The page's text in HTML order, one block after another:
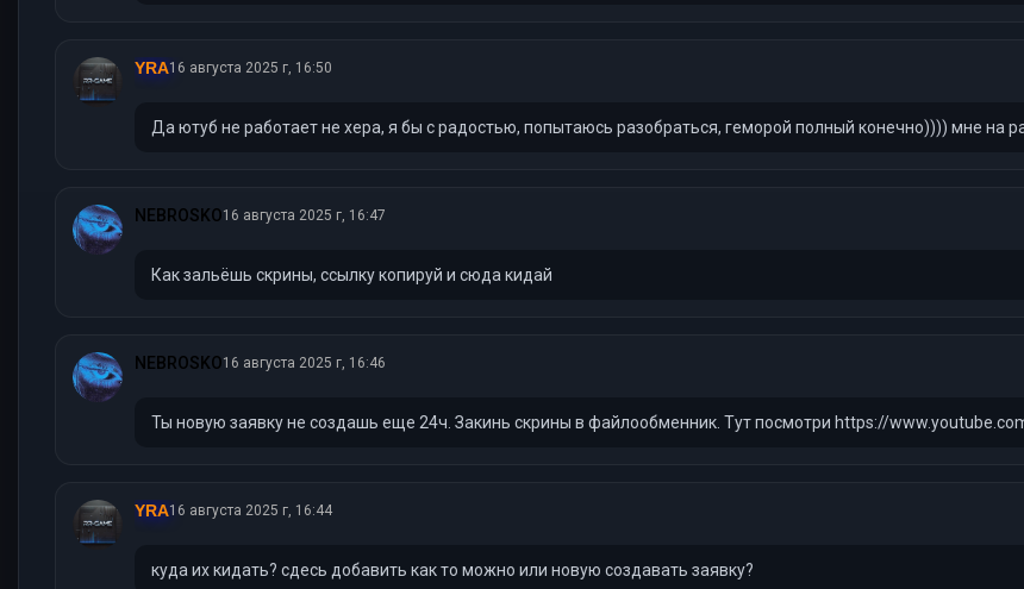
YRA16 августа 2025 г, 16:50
Да ютуб не работает не хера, я бы с радостью, попытаюсь разобраться, геморой полный конечно)))) мне на
NEBROSKO16 августа 2025 г, 16:47
Как зальёшь скрины, ссылку копируй и сюда кидай
NEBROSKO16 августа 2025 г, 16:46
Ты новую заявку не создашь еще 24ч. Закинь скрины в файлообменник. Тут посмотри https://
YRA16 августа 2025 г, 16:44
куда их кидать? сдесь добавить как то можно или новую создавать заявку?